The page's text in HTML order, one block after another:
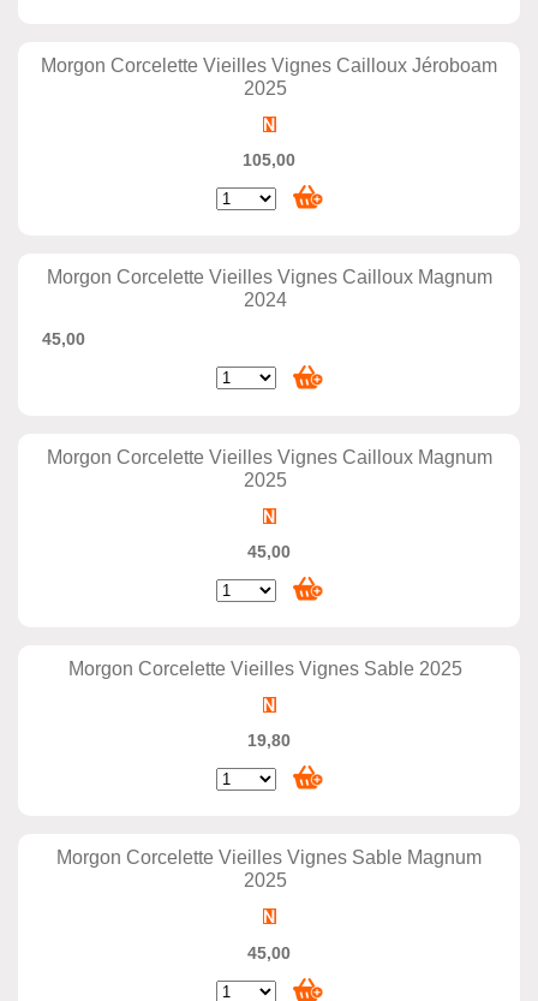
Morgon Corcelette Vieilles Vignes Cailloux Jéroboam
2025
105,00
Morgon Corcelette Vieilles Vignes Cailloux Magnum
2024
45,00
Morgon Corcelette Vieilles Vignes Cailloux Magnum
2025
45,00
Morgon Corcelette Vieilles Vignes Sable 2025
19,80
Morgon Corcelette Vieilles Vignes Sable Magnum
2025
45,00